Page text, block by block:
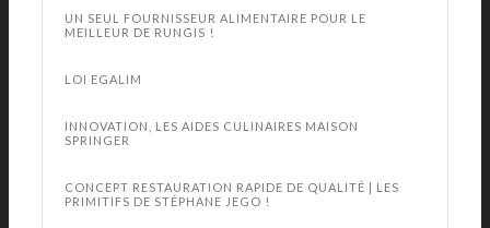
UN SEUL FOURNISSEUR ALIMENTAIRE POUR LE
MEILLEUR DE RUNGIS !
LOI EGALIM
INNOVATION, LES AIDES CULINAIRES MAISON
SPRINGER
CONCEPT RESTAURATION RAPIDE DE QUALITÉ | LES
PRIMITIFS DE STÉPHANE JEGO !